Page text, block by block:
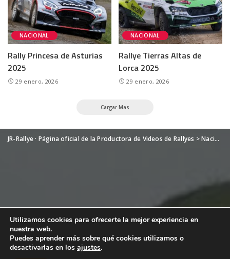
NACIONAL
Rally Princesa de Asturias
2025
29 enero, 2026
NACIONAL
Rallye Tierras Altas de
Lorca 2025
29 enero, 2026
Cargar Mas
JR-Rallye · Página oficial de la Productora de Videos de Rallyes >Nacional
Utilizamos cookies para ofrecerte la mejor experiencia en
nuestra web.
Puedes aprender más sobre qué cookies utilizamos o
desactivarlas en los ajustes.